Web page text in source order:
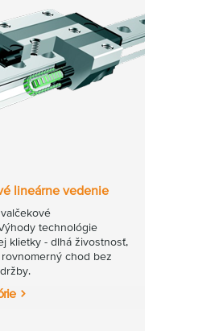
lineárne vedenie
technológie
klietky - dlhá živostnosť,
chod bez